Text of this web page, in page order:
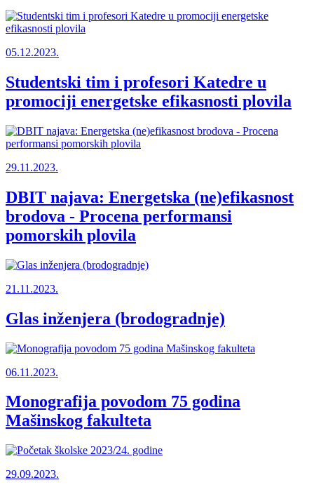
05.12.2023.
Studentski tim i profesori Katedre u
promociji energetske efikasnosti plovila
29.11.2023.
DBIT najava: Energetska (ne)efikasnost
brodova - Procena performansi
pomorskih plovila
21.11.2023.
Glas inženjera (brodogradnje)
06.11.2023.
Monografija povodom 75 godina
Mašinskog fakulteta
29.09.2023.